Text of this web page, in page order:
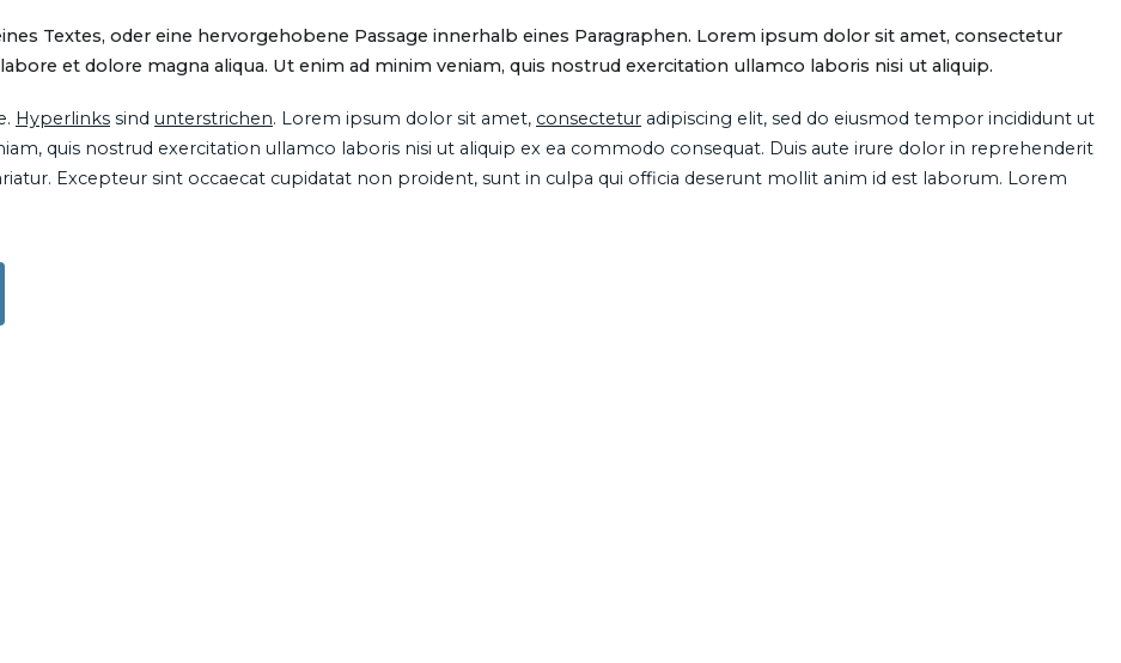
Textes, oder eine hervorgehobene Passage innerhalb eines Paragraphen. Lorem ipsum dolor sit amet, consectetur
et dolore magna aliqua. Ut enim ad minim veniam, quis nostrud exercitation ullamco laboris nisi ut aliquip.
Hyperlinks sind unterstrichen. Lorem ipsum dolor sit amet, consectetur adipiscing elit, sed do eiusmod tempor incididunt ut
quis nostrud exercitation ullamco laboris nisi ut aliquip ex ea commodo consequat. Duis aute irure dolor in reprehenderit
Excepteur sint occaecat cupidatat non proident, sunt in culpa qui officia deserunt mollit anim id est laborum. Lorem